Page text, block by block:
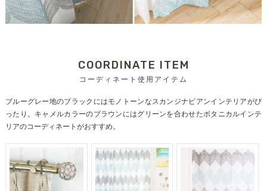
COORDINATE ITEM
コーディネート使用アイテム
ブルーグレー地のブラックにはモノトーンなスカンジナビアンインテリアがぴ
ったり。キャメルカラーのブラウンにはグリーンを合わせたボタニカルインテ
リアのコーディネートがおすすめ。